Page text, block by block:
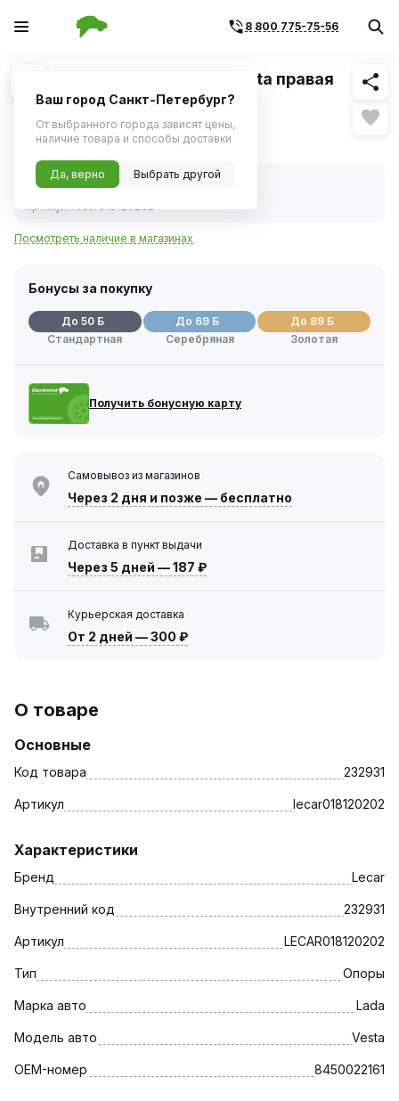
8 800 775-75-56
1/1 Похожие
Опора шаровая ВАЗ LADA Vesta правая
(LECAR)
982 ₽
В наличии
Посмотреть наличие в магазинах
Бонусы за покупку
До 50 Б
Стандартная
До 69 Б
Серебряная
До 89 Б
Золотая
Получить бонусную карту
Самовывоз из магазинов
Через 2 дня и позже — бесплатно
Доставка в пункт выдачи
Через 5 дней —187 ₽
Курьерская доставка
От 2 дней —300 ₽
О товаре
Основные
Код товара 232931
Артикул lecar018120202
Характеристики
Бренд Lecar
Внутренний код 232931
Артикул LECAR018120202
Тип Опоры
Марка авто Lada
Модель авто Vesta
OEM-номер 8450022161
Ваш город Санкт-Петербург?
От выбранного города зависят цены,
наличие товара и способы доставки
Да, верно Выбрать другой